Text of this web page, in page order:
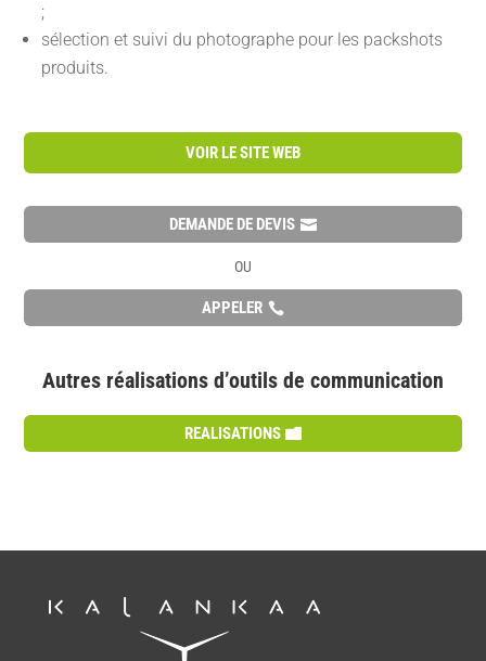
;
sélection et suivi du photographe pour les packshots
produits.
VOIR LE SITE WEB
DEMANDE DE DEVIS
OU
APPELER
Autres réalisations d’outils de communication
REALISATIONS